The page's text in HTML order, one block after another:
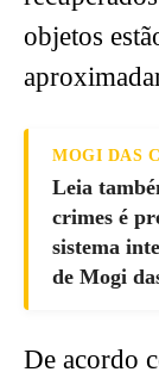
objetos
MOGI DAS
Leia
crimes é
sistema
de Mogi
De acordo